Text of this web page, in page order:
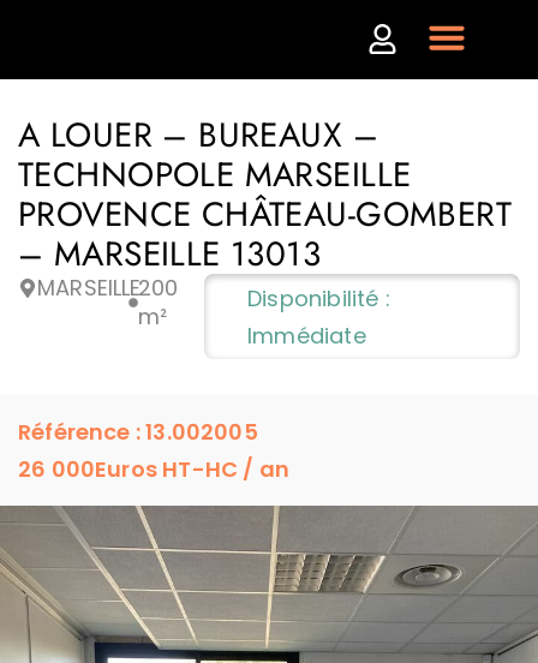
A LOUER – BUREAUX –
TECHNOPOLE MARSEILLE
PROVENCE CHÂTEAU-GOMBERT
– MARSEILLE 13013
MARSEILLE200
m²
Disponibilité :
Immédiate
26 000Euros HT-HC / an
Référence : 13.002005